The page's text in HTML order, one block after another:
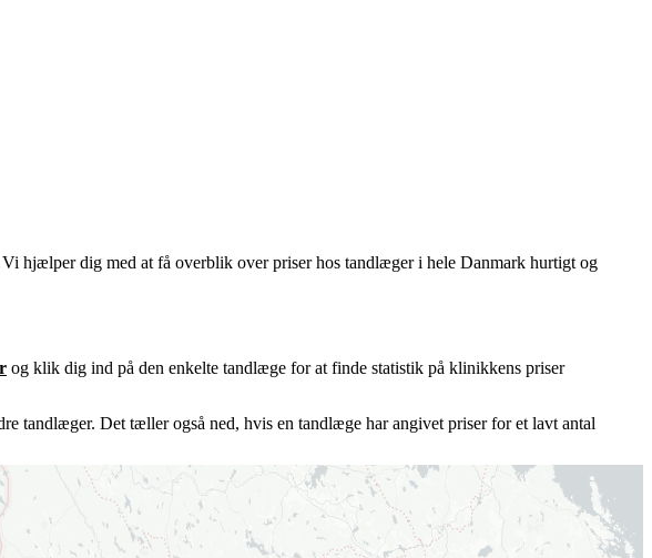
Vi hjælper dig med at få overblik over priser hos tandlæger i hele Danmark hurtigt og
og klik dig ind på den enkelte tandlæge for at finde statistik på klinikkens priser
tandlæger. Det tæller også ned, hvis en tandlæge har angivet priser for et lavt antal